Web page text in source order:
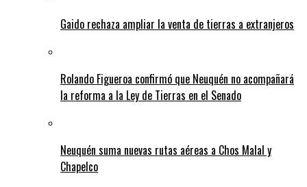
Gaido rechaza ampliar la venta de tierras a extranjeros
Rolando Figueroa confirmó que Neuquén no acompañará
la reforma a la Ley de Tierras en el Senado
Neuquén suma nuevas rutas aéreas a Chos Malal y
Chapelco